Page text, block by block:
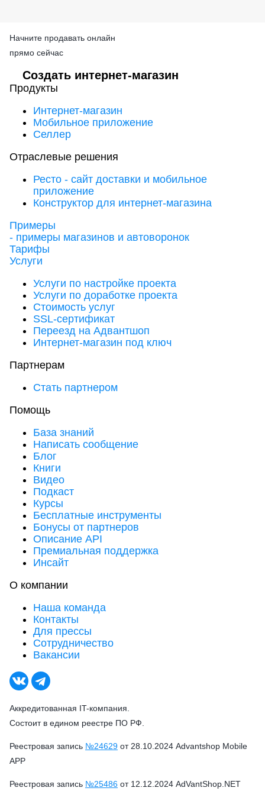
Начните продавать онлайн
прямо сейчас
Создать интернет-магазин
Продукты
Интернет-магазин
Мобильное приложение
Селлер
Отраслевые решения
Ресто - сайт доставки и мобильное
приложение
Конструктор для интернет-магазина
Примеры
- примеры магазинов и автоворонок
Тарифы
Услуги
Услуги по настройке проекта
Услуги по доработке проекта
Стоимость услуг
SSL-сертификат
Переезд на Адвантшоп
Интернет-магазин под ключ
Партнерам
Стать партнером
Помощь
База знаний
Написать сообщение
Блог
Книги
Видео
Подкаст
Курсы
Бесплатные инструменты
Бонусы от партнеров
Описание API
Премиальная поддержка
Инсайт
О компании
Наша команда
Контакты
Для прессы
Сотрудничество
Вакансии
Аккредитованная IT-компания.
Состоит в едином реестре ПО РФ.
Реестровая запись №24629 от 28.10.2024 Advantshop Mobile
APP
Реестровая запись №25486 от 12.12.2024 AdVantShop.NET